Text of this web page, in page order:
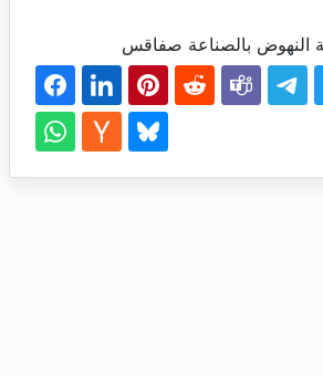
النهوض بالصناعة صفاقس